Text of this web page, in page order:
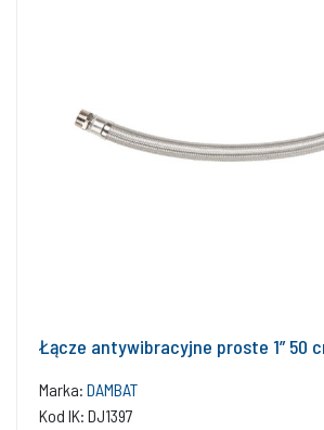
Łącze antywibracyjne proste 1” 50
Marka: DAMBAT
Kod IK: DJ1397